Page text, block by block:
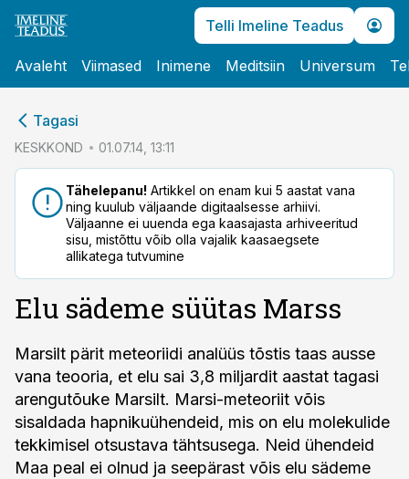
Telli Imeline Teadus
Avaleht Viimased Inimene Meditsiin Universum
Tagasi
KESKKOND 01.07.14, 13:11
Tähelepanu! Artikkel on enam kui 5 aastat vana
ning kuulub väljaande digitaalsesse arhiivi.
Väljaanne ei uuenda ega kaasajasta arhiveeritud
sisu, mistõttu võib olla vajalik kaasaegsete
allikatega tutvumine
Elu sädeme süütas Marss
Marsilt pärit meteoriidi analüüs tõstis taas ausse
vana teooria, et elu sai 3,8 miljardit aastat tagasi
arengutõuke Marsilt. Marsi-meteoriit võis
sisaldada hapnikuühendeid, mis on elu molekulide
tekkimisel otsustava tähtsusega. Neid ühendeid
Maa peal ei olnud ja seepärast võis elu sädeme